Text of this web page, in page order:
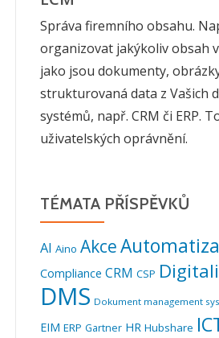
Správa firemního obsahu.
organizovat jakýkoliv obsah
jako jsou dokumenty,
strukturovaná data z Vašich
systémů, např. CRM či ERP.
uživatelských oprávnění.
TÉMATA PŘÍSPĚVKŮ
AI Aino Akce
Compliance CRM CSP
DMS Dokument management
EIM ERP Gartner HR Hubshare